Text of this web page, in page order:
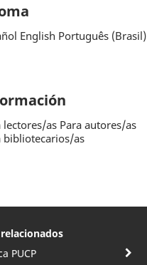
English Português (Brasil)
lectores/as Para autores/as
bibliotecarios/as
relacionados
PUCP